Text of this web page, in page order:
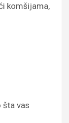
komšijama,
šta vas